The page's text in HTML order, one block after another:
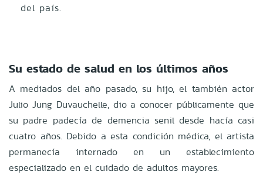
del país.
Su estado de salud en los últimos años
A mediados del año pasado, su hijo, el también actor
Julio Jung Duvauchelle, dio a conocer públicamente que
su padre padecía de demencia senil desde hacía casi
cuatro años. Debido a esta condición médica, el artista
permanecía internado en un establecimiento
especializado en el cuidado de adultos mayores.